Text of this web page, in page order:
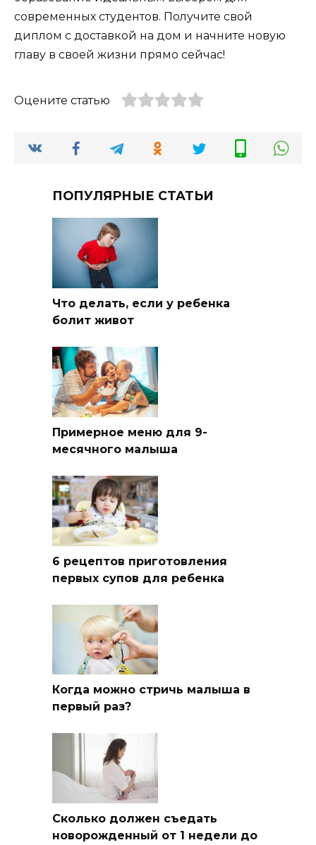
современных студентов. Получите свой
диплом с доставкой на дом и начните новую
главу в своей жизни прямо сейчас!
Оцените статью
ПОПУЛЯРНЫЕ СТАТЬИ
Что делать, если у ребенка
болит живот
Примерное меню для 9-
месячного малыша
6 рецептов приготовления
первых супов для ребенка
Когда можно стричь малыша в
первый раз?
Сколько должен съедать
новорожденный от 1 недели до